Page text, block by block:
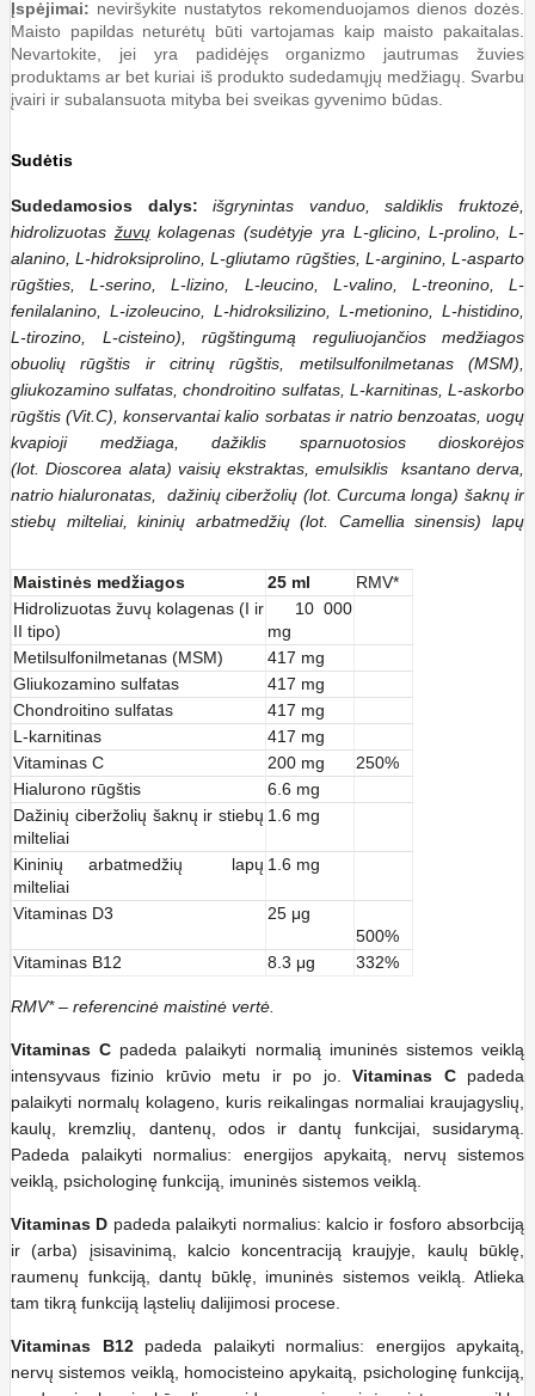
Įspėjimai: neviršykite nustatytos rekomenduojamos dienos dozės.
Maisto papildas neturėtų būti vartojamas kaip maisto pakaitalas.
Nevartokite, jei yra padidėjęs organizmo jautrumas žuvies
produktams ar bet kuriai iš produkto sudedamųjų medžiagų. Svarbu
įvairi ir subalansuota mityba bei sveikas gyvenimo būdas.
Sudėtis
Sudedamosios dalys:
išgrynintas vanduo, saldiklis fruktozė,
hidrolizuotas žuvųkolagenas (sudėtyje yra L-glicino, L-prolino, L-
alanino, L-hidroksiprolino, L-gliutamo rūgšties, L-arginino, L-asparto
rūgšties, L-serino, L-lizino, L-leucino, L-valino, L-treonino, L-
fenilalanino, L-izoleucino, L-hidroksilizino, L-metionino, L-histidino,
L-tirozino, L-cisteino), rūgštingumą reguliuojančios medžiagos
obuolių rūgštis ir citrinų rūgštis, metilsulfonilmetanas (MSM),
gliukozamino sulfatas, chondroitino sulfatas, L-karnitinas, L-askorbo
rūgštis (Vit.C), konservantai kalio sorbatas ir natrio benzoatas, uogų
kvapioji medžiaga, dažiklis sparnuotosios dioskorėjos
(lot. Dioscorea alata) vaisių ekstraktas, emulsiklis ksantano derva,
natrio hialuronatas, dažinių ciberžolių (lot. Curcuma longa) šaknų ir
stiebų milteliai, kininių arbatmedžių (lot. Camellia sinensis) lapų
cianokobalaminas (vit. B12).
Maistinė vertė
Maistinės medžiagos 25 ml
RMV*
Hidrolizuotas žuvų kolagenas (I ir
II tipo)
10 000
mg
Metilsulfonilmetanas (MSM)
417 mg
Gliukozamino sulfatas
417 mg
Chondroitino sulfatas
417 mg
L-karnitinas
417 mg
Vitaminas C
200 mg
250%
Hialurono rūgštis
6.6 mg
Dažinių ciberžolių šaknų ir stiebų
milteliai
1.6 mg
Kininių arbatmedžių lapų
milteliai
1.6 mg
Vitaminas D3
25 μg
500%
Vitaminas B12
8.3 μg 332%
RMV* – referencinė maistinė vertė.
Vitaminas C padeda palaikyti normalią imuninės sistemos veiklą
intensyvaus fizinio krūvio metu ir po jo.Vitaminas Cpadeda
palaikyti normalų kolageno, kuris reikalingas normaliai kraujagyslių,
kaulų, kremzlių, dantenų, odos ir dantų funkcijai, susidarymą.
Padeda palaikyti normalius: energijos apykaitą, nervų sistemos
veiklą, psichologinę funkciją, imuninės sistemos veiklą.
Vitaminas D padeda palaikyti normalius: kalcio ir fosforo absorbciją
ir (arba) įsisavinimą, kalcio koncentraciją kraujyje, kaulų būklę,
raumenų funkciją, dantų būklę, imuninės sistemos veiklą. Atlieka
tam tikrą funkciją ląstelių dalijimosi procese.
Vitaminas B12padeda palaikyti normalius: energijos apykaitą,
nervų sistemos veiklą, homocisteino apykaitą, psichologinę funkciją,